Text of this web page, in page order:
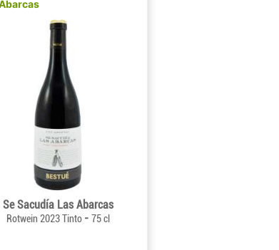
Se Sacudía Las Abarcas
Rotwein 2023 Tinto - 75 cl